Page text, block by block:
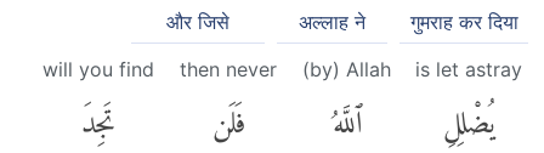
गुमराह कर दिया
अल्लाह ने
और जिसे
is let astray
يُضْلِلِ
(by) Allah
ٱللَّهُ
then never
فَلَن
will you find
تَجِدَ